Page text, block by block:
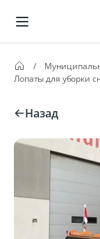
/
Лопаты для уборки
Назад